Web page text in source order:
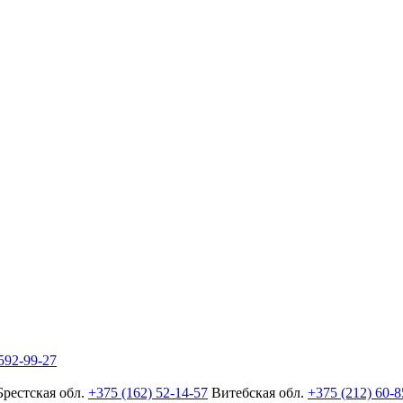
99-27
обл. +375 (162) 52-14-57 Витебская обл. +375 (212) 60-